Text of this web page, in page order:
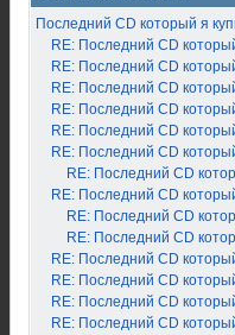
Последний CD который я
RE: Последний CD
RE: Последний CD
RE: Последний CD
RE: Последний CD
RE: Последний CD
RE: Последний CD
RE: Последний CD
RE: Последний CD
RE: Последний CD
RE: Последний CD
RE: Последний CD
RE: Последний CD
RE: Последний CD
RE: Последний CD